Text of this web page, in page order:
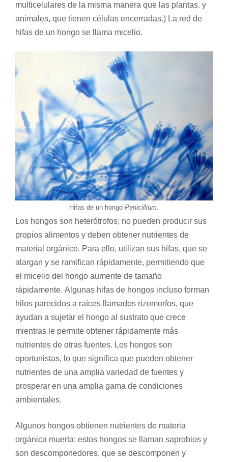
multicelulares de la misma manera que las plantas. y
animales, que tienen células encerradas.) La red de
hifas de un hongo se llama micelio.
Hifas de un hongo Penicillium.
Los hongos son heterótrofos; no pueden producir sus
propios alimentos y deben obtener nutrientes de
material orgánico. Para ello, utilizan sus hifas, que se
alargan y se ramifican rápidamente, permitiendo que
el micelio del hongo aumente de tamaño
rápidamente. Algunas hifas de hongos incluso forman
hilos parecidos a raíces llamados rizomorfos, que
ayudan a sujetar el hongo al sustrato que crece
mientras le permite obtener rápidamente más
nutrientes de otras fuentes. Los hongos son
oportunistas, lo que significa que pueden obtener
nutrientes de una amplia variedad de fuentes y
prosperar en una amplia gama de condiciones
ambientales.
Algunos hongos obtienen nutrientes de materia
orgánica muerta; estos hongos se llaman saprobios y
son descomponedores, que se descomponen y